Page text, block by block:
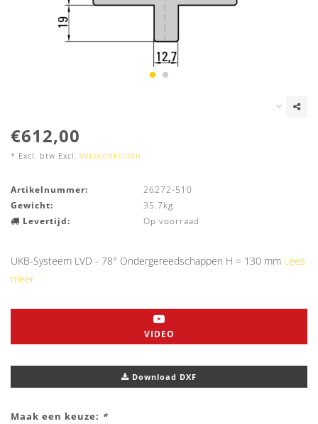
€612,00
* Excl. btw Excl. Verzendkosten
Artikelnummer:
26272-510
Gewicht:
35.7kg
Levertijd:
Op voorraad
UKB-Systeem LVD - 78° Ondergereedschappen H = 130 mm Lees
meer..
VIDEO
Download DXF
Maak een keuze: *